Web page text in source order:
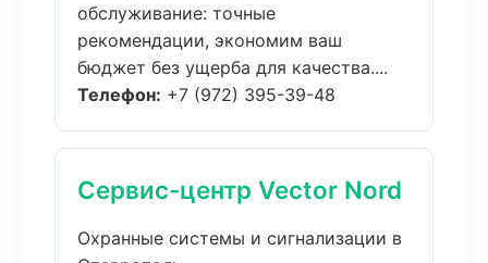
обслуживание: точные
рекомендации, экономим ваш
бюджет без ущерба для качества....
Телефон: +7 (972) 395-39-48
Сервис-центр Vector Nord
Охранные системы и сигнализации в